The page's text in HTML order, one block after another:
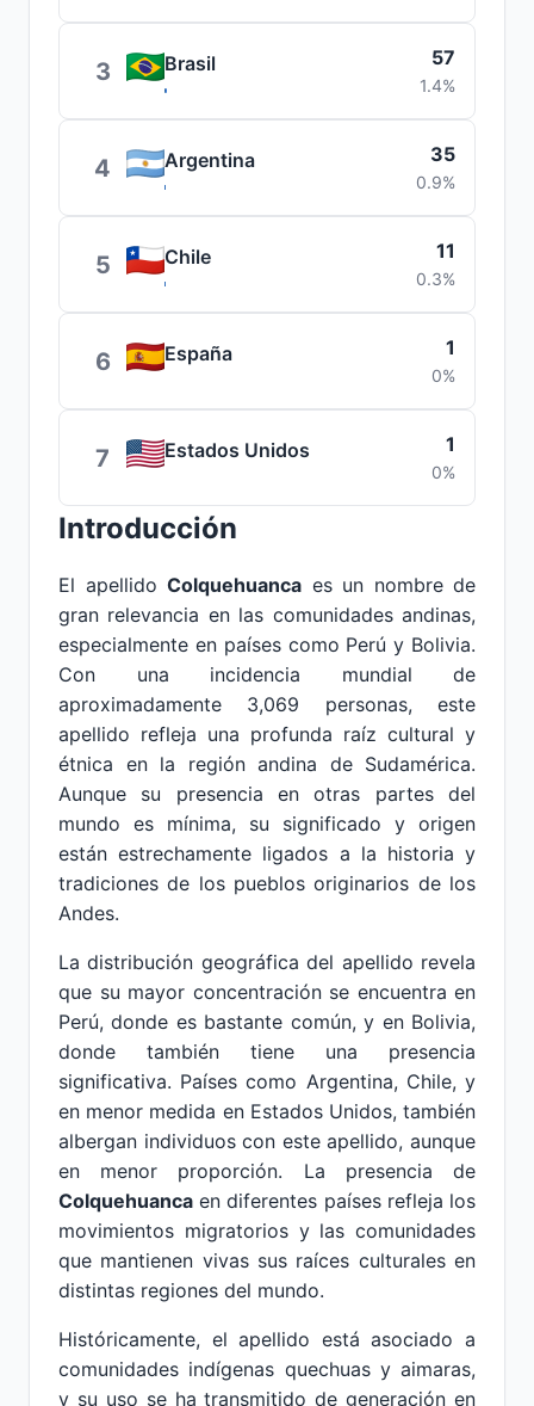
3 Brasil 57
1.4%
4 Argentina 35
0.9%
5 Chile 11
0.3%
6 España 1
0%
7 Estados Unidos 1
0%
Introducción
El apellido Colquehuanca es un nombre de
gran relevancia en las comunidades andinas,
especialmente en países como Perú y Bolivia.
Con una incidencia mundial de
aproximadamente 3,069 personas, este
apellido refleja una profunda raíz cultural y
étnica en la región andina de Sudamérica.
Aunque su presencia en otras partes del
mundo es mínima, su significado y origen
están estrechamente ligados a la historia y
tradiciones de los pueblos originarios de los
Andes.
La distribución geográfica del apellido revela
que su mayor concentración se encuentra en
Perú, donde es bastante común, y en Bolivia,
donde también tiene una presencia
significativa. Países como Argentina, Chile, y
en menor medida en Estados Unidos, también
albergan individuos con este apellido, aunque
en menor proporción. La presencia de
Colquehuanca en diferentes países refleja los
movimientos migratorios y las comunidades
que mantienen vivas sus raíces culturales en
distintas regiones del mundo.
Históricamente, el apellido está asociado a
comunidades indígenas quechuas y aimaras,
y su uso se ha transmitido de generación en